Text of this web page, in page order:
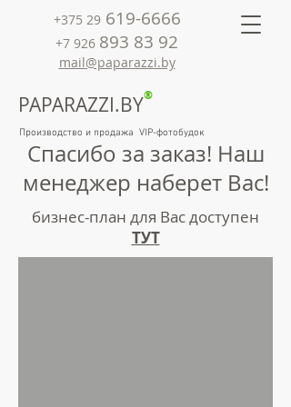
PAPARAZZI.BY®
Производство и продажа VIP-фотобудок
+375 29 619-6666
+7 926 893 83 92
mail@paparazzi.by
Спасибо за заказ! Наш
менеджер наберет Вас!
бизнес-план для Вас доступен
ТУТ